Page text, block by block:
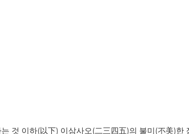
것 이하(以下) 이삼사오(二三四五)의 불미(不美)한